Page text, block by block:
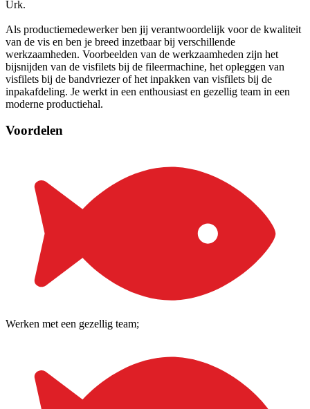
Urk.
Als productiemedewerker ben jij verantwoordelijk voor de kwaliteit
van de vis en ben je breed inzetbaar bij verschillende
werkzaamheden. Voorbeelden van de werkzaamheden zijn het
bijsnijden van de visfilets bij de fileermachine, het opleggen van
visfilets bij de bandvriezer of het inpakken van visfilets bij de
inpakafdeling. Je werkt in een enthousiast en gezellig team in een
moderne productiehal.
Voordelen
Werken met een gezellig team;